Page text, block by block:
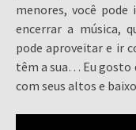
menores, você
encerrar a música,
pode aproveitar e ir
têm a sua… Eu gosto
com seus altos e